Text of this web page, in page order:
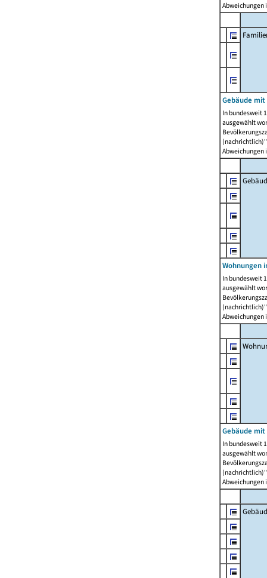
Abweichungen
Gebäude
In bundesweit
ausgewählt
Abweichungen
Wohnungen
In bundesweit
ausgewählt
Abweichungen
Gebäude
In bundesweit
ausgewählt
Abweichungen